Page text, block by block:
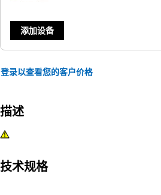
添加设备
登录以查看您的客户价格
描述
技术规格